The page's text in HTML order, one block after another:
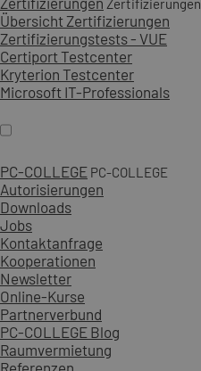
Zertifizierungen
Übersicht Zertifizierungen
Zertifizierungstests - VUE
Certiport Testcenter
Kryterion Testcenter
Microsoft IT-Professionals
PC-COLLEGE PC-COLLEGE
Autorisierungen
Downloads
Jobs
Kontaktanfrage
Kooperationen
Newsletter
Online-Kurse
Partnerverbund
PC-COLLEGE Blog
Raumvermietung
Referenzen